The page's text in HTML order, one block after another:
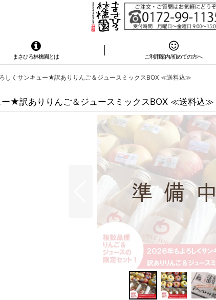
まさひろ林檎園とは ご利用案内/初めての方へ
ろしくサンキュー★訳ありりんご＆ジュースミックスBOX ≪送料込≫
ー★訳ありりんご＆ジュースミックスBOX ≪送料込≫